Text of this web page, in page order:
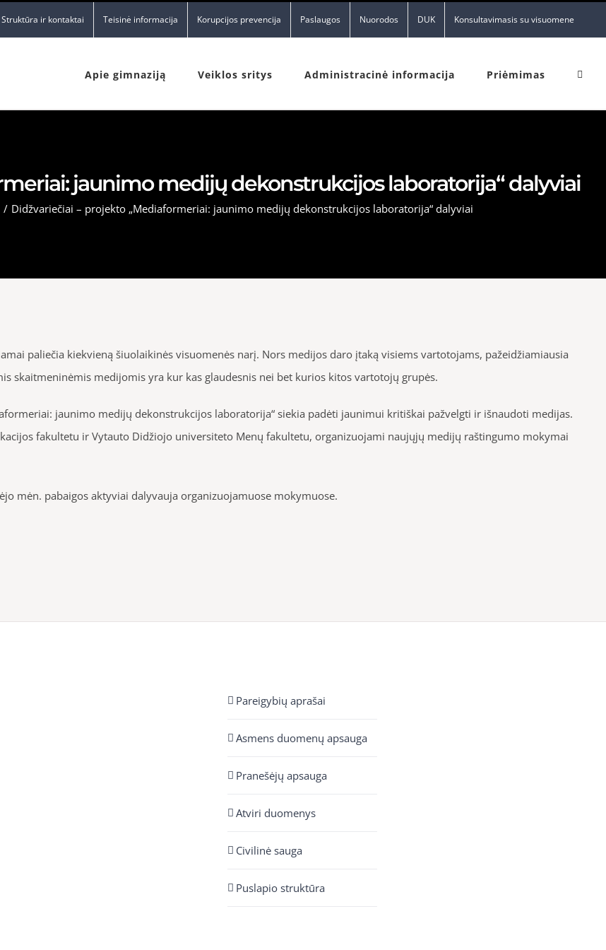
Struktūra ir kontaktai Teisinė informacija Korupcijos prevencija Paslaugos Nuorodos DUK Konsultavimasis su visuomene
Apie gimnaziją Veiklos sritys Administracinė informacija Priėmimas
jaunimo medijų dekonstrukcijos laboratorija“ dalyviai
/ Didžvariečiai – projekto „Mediaformeriai: jaunimo medijų dekonstrukcijos laboratorija“ dalyviai
paliečia kiekvieną šiuolaikinės visuomenės narį. Nors medijos daro įtaką visiems vartotojams, pažeidžiamiausia
skaitmeninėmis medijomis yra kur kas glaudesnis nei bet kurios kitos vartotojų grupės.
jaunimo medijų dekonstrukcijos laboratorija“ siekia padėti jaunimui kritiškai pažvelgti ir išnaudoti medijas.
fakultetu ir Vytauto Didžiojo universiteto Menų fakultetu, organizuojami naujųjų medijų raštingumo mokymai
mėn. pabaigos aktyviai dalyvauja organizuojamuose mokymuose.
Pareigybių aprašai
Asmens duomenų apsauga
Pranešėjų apsauga
Atviri duomenys
Civilinė sauga
Puslapio struktūra